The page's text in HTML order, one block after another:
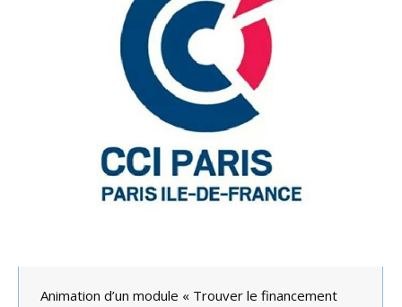
Animation d’un module « Trouver le financement